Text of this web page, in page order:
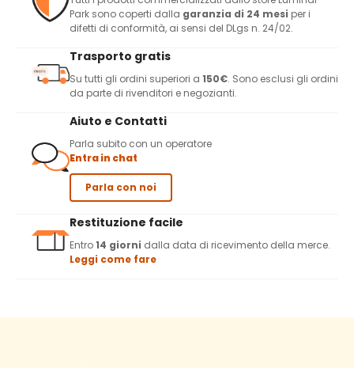
Park sono coperti dalla garanzia di 24 mesi per i
difetti di conformità, ai sensi del DLgs n. 24/02.
Trasporto gratis
Su tutti gli ordini superiori a 150€. Sono esclusi gli ordini
da parte di rivenditori e negozianti.
Aiuto e Contatti
Parla subito con un operatore
Entra in chat
Parla con noi
Restituzione facile
Entro14 giorni dalla data di ricevimento della merce.
Leggi come fare